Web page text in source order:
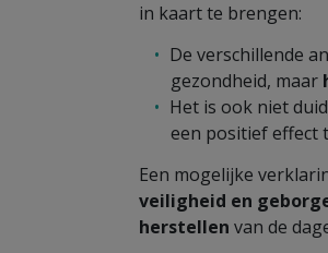
in kaart te brengen:
De verschillende
gezondheid, maar
Het is ook niet
een positief effect
Een mogelijke
veiligheid en
herstellen van de